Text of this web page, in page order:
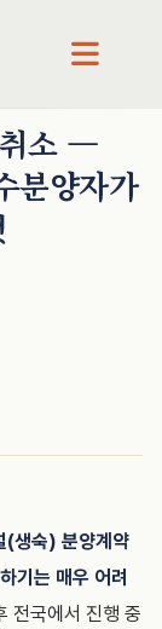
취소 —
분양자가
생숙) 분양계약
기는 매우 어려
전국에서 진행 중